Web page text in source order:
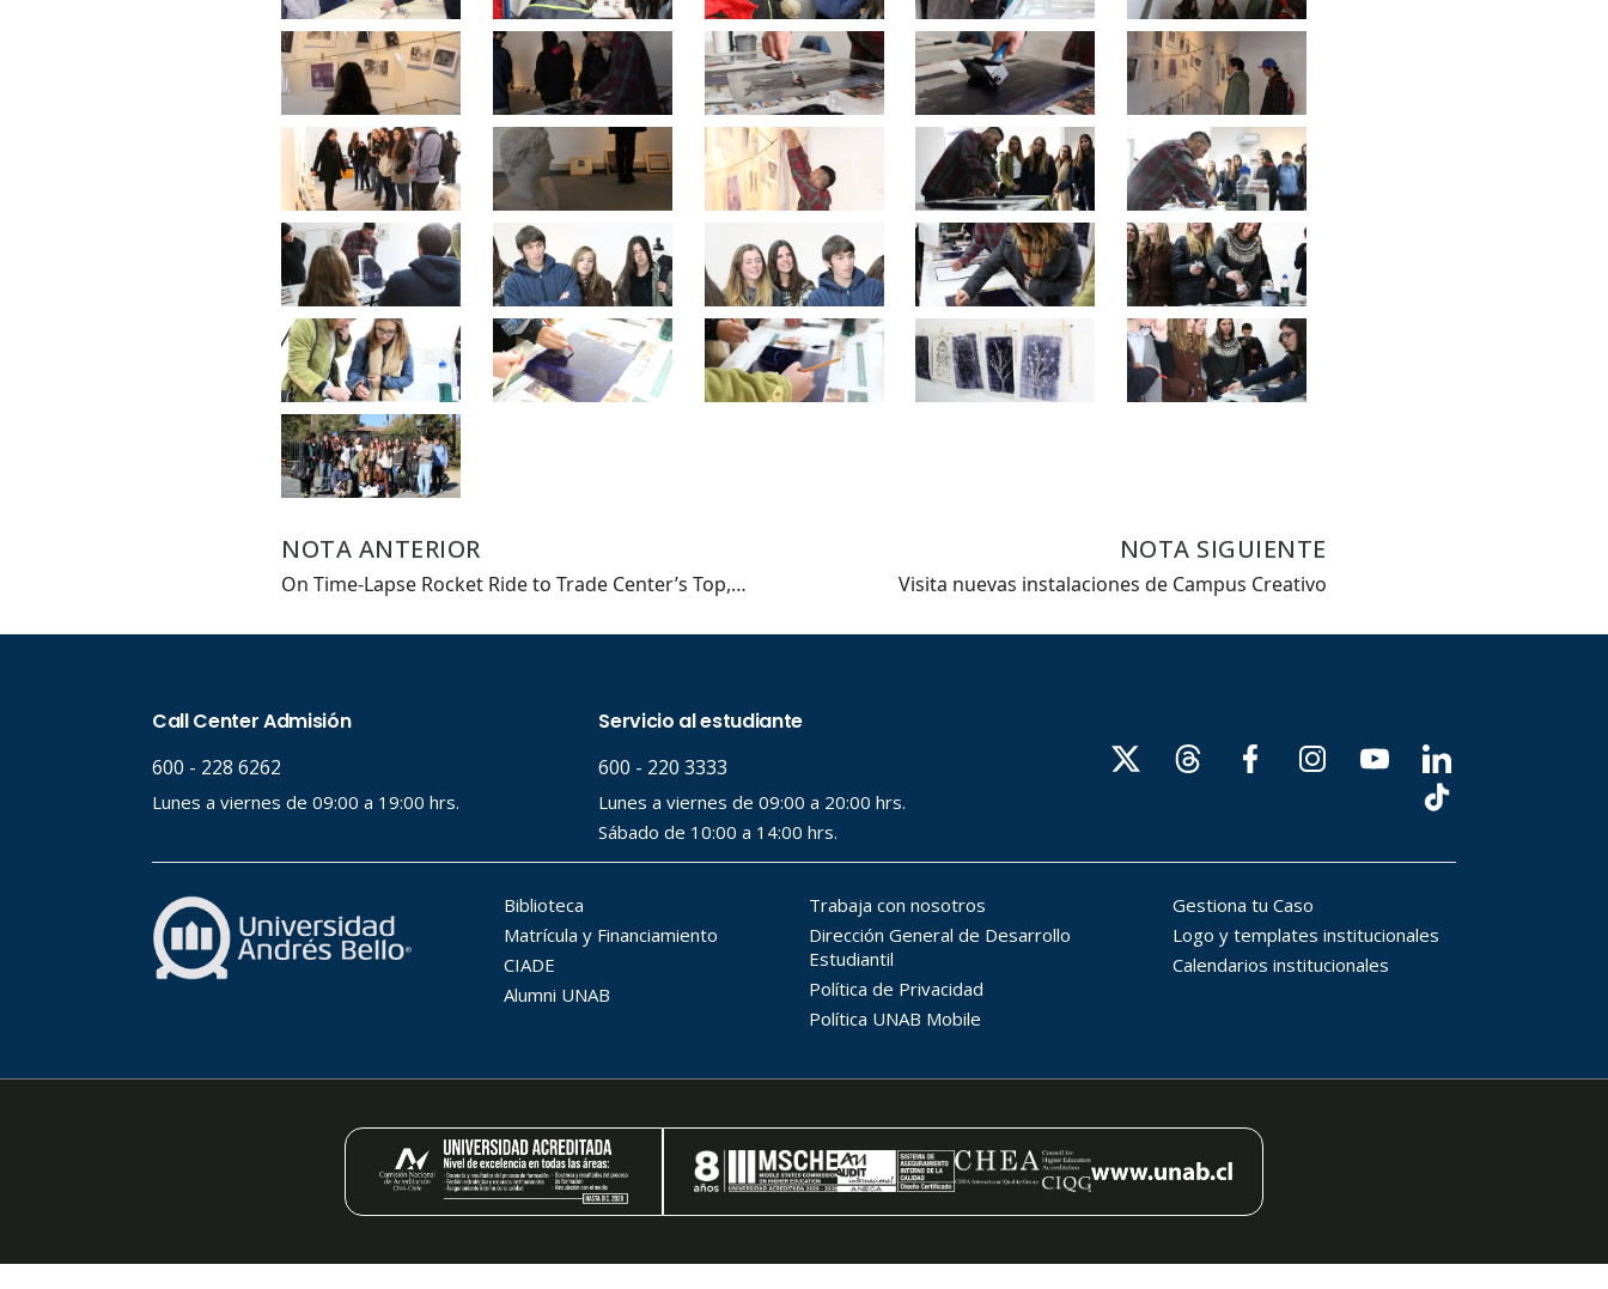
NOTA ANTERIOR
On Time-Lapse Rocket Ride to Trade Center’s Top,…
NOTA SIGUIENTE
Visita nuevas instalaciones de Campus Creativo
Hasta...